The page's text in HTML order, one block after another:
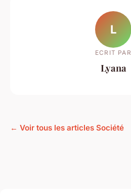
L
ECRIT PAR
Lyana
← Voir tous les articles Société